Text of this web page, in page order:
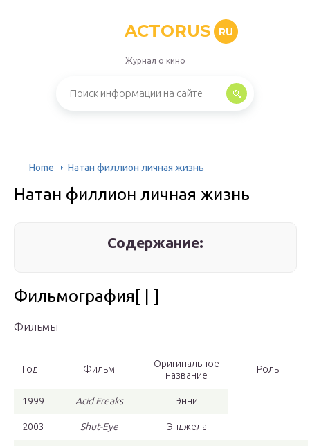
ACTORUS RU
Журнал о кино
Home Натан филлион личная жизнь
Натан филлион личная жизнь
Содержание:
Фильмография[ | ]
Фильмы
Год Фильм
Оригинальное
название
Роль
1999 Acid Freaks Энни
2003 Shut-Eye Энджела